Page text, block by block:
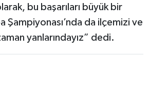
bu başarıları büyük bir
Şampiyonası’nda da ilçemizi ve
yanlarındayız” dedi.